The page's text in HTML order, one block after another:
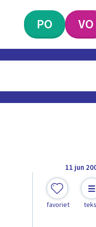
PO VO
11 jun
favoriet